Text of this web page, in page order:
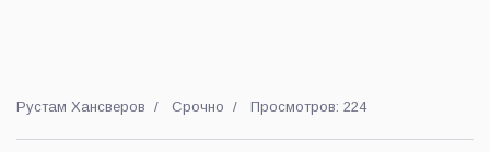
Рустам Хансверов Срочно Просмотров: 224